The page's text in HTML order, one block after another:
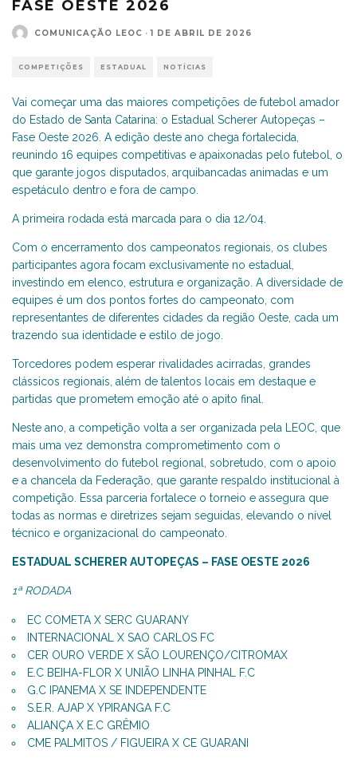
FASE OESTE 2026
COMUNICAÇÃO LEOC · 1 DE ABRIL DE 2026
COMPETIÇÕES ESTADUAL NOTÍCIAS
Vai começar uma das maiores competições de futebol amador
do Estado de Santa Catarina: o Estadual Scherer Autopeças –
Fase Oeste 2026. A edição deste ano chega fortalecida,
reunindo 16 equipes competitivas e apaixonadas pelo futebol, o
que garante jogos disputados, arquibancadas animadas e um
espetáculo dentro e fora de campo.
A primeira rodada está marcada para o dia 12/04.
Com o encerramento dos campeonatos regionais, os clubes
participantes agora focam exclusivamente no estadual,
investindo em elenco, estrutura e organização. A diversidade de
equipes é um dos pontos fortes do campeonato, com
representantes de diferentes cidades da região Oeste, cada um
trazendo sua identidade e estilo de jogo.
Torcedores podem esperar rivalidades acirradas, grandes
clássicos regionais, além de talentos locais em destaque e
partidas que prometem emoção até o apito final.
Neste ano, a competição volta a ser organizada pela LEOC, que
mais uma vez demonstra comprometimento com o
desenvolvimento do futebol regional, sobretudo, com o apoio
e a chancela da Federação, que garante respaldo institucional à
competição. Essa parceria fortalece o torneio e assegura que
todas as normas e diretrizes sejam seguidas, elevando o nível
técnico e organizacional do campeonato.
ESTADUAL SCHERER AUTOPEÇAS – FASE OESTE 2026
1ª RODADA
EC COMETA X SERC GUARANY
INTERNACIONAL X SAO CARLOS FC
CER OURO VERDE X SÃO LOURENÇO/CITROMAX
E.C BEIHA-FLOR X UNIÃO LINHA PINHAL F.C
G.C IPANEMA X SE INDEPENDENTE
S.E.R. AJAP X YPIRANGA F.C
ALIANÇA X E.C GRÊMIO
CME PALMITOS / FIGUEIRA X CE GUARANI